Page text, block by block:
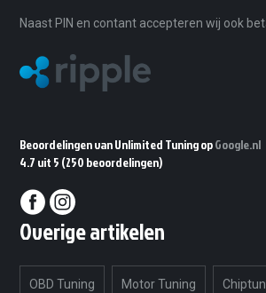
Naast PIN en contant accepteren wij ook
Beoordelingen van Unlimited Tuning opGoogle.nl
4.7 uit 5 (250 beoordelingen)
Overige artikelen
OBD Tuning Motor Tuning